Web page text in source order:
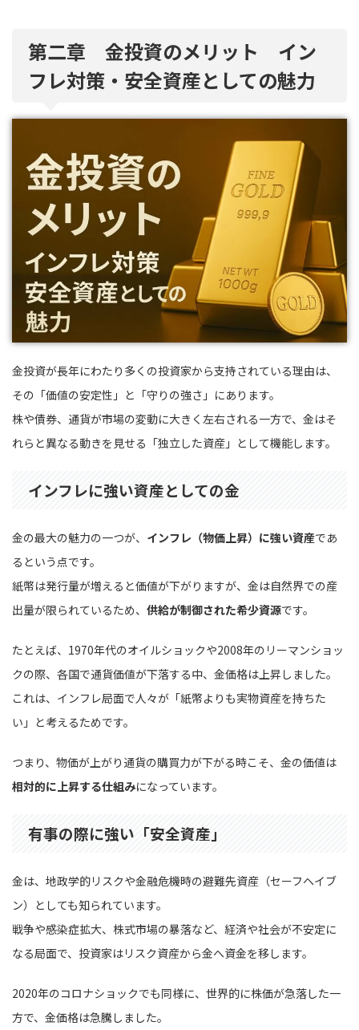
第二章 金投資のメリット イン
フレ対策・安全資産としての魅力
金投資が長年にわたり多くの投資家から支持されている理由は、
その「価値の安定性」と「守りの強さ」にあります。
株や債券、通貨が市場の変動に大きく左右される一方で、金はそ
れらと異なる動きを見せる「独立した資産」として機能します。
インフレに強い資産としての金
金の最大の魅力の一つが、 インフレ（物価上昇）に強い資産であ
るという点です。
紙幣は発行量が増えると価値が下がりますが、金は自然界での産
出量が限られているため、 供給が制御された希少資源です。
たとえば、1970年代のオイルショックや2008年のリーマンショッ
クの際、各国で通貨価値が下落する中、金価格は上昇しました。
これは、インフレ局面で人々が「紙幣よりも実物資産を持ちた
い」と考えるためです。
つまり、物価が上がり通貨の購買力が下がる時こそ、金の価値は
相対的に上昇する仕組みになっています。
有事の際に強い「安全資産」
金は、地政学的リスクや金融危機時の避難先資産（セーフヘイブ
ン）としても知られています。
戦争や感染症拡大、株式市場の暴落など、経済や社会が不安定に
なる局面で、投資家はリスク資産から金へ資金を移します。
2020年のコロナショックでも同様に、世界的に株価が急落した一
方で、金価格は急騰しました。